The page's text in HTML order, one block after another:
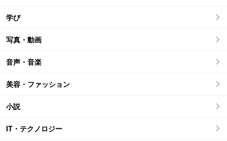
学び
写真・動画
音声・音楽
美容・ファッション
小説
IT・テクノロジー